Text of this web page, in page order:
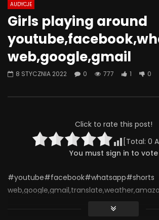
SCHIZOFRENIA: kiedy potrzebny jest
SZPITAL PSYCHIATRYCZNY? Gdzie
LECZYĆ schizofrenię?
27 LIPCA 2023
0
451 0 0
AUDYCJE
Girls playing around
web,google,gmail
8 STYCZNIA 2022 0 777 1 0
Click to rate this post!
[Total: 0
You must sign in to vote
#youtube#facebook#whatsapp#shorts